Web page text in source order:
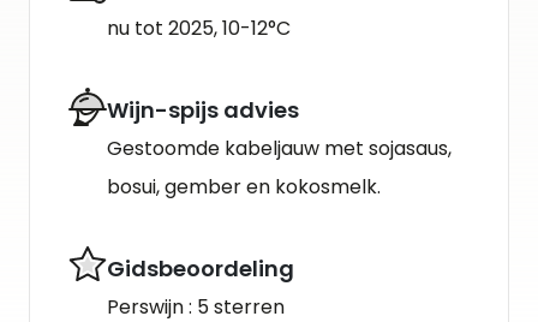
nu tot 2025, 10-12°C
Wijn-spijs advies
Gestoomde kabeljauw met sojasaus,
bosui, gember en kokosmelk.
Gidsbeoordeling
Perswijn : 5 sterren